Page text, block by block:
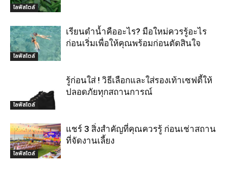
ไลฟ์สไตล์
ไลฟ์สไตล์
เรียนดำน้ำคืออะไร? มือใหม่ควรรู้อะไร
ก่อนเริ่มเพื่อให้คุณพร้อมก่อนตัดสินใจ
ไลฟ์สไตล์
รู้ก่อนใส่ ! วิธีเลือกและใส่รองเท้าเซฟตี้ให้
ปลอดภัยทุกสถานการณ์
ไลฟ์สไตล์
แชร์ 3 สิ่งสำคัญที่คุณควรรู้ ก่อนเช่าสถาน
ที่จัดงานเลี้ยง